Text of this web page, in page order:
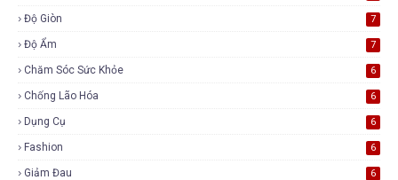
Độ Giòn 7
Độ Ẩm 7
Chăm Sóc Sức Khỏe 6
Chống Lão Hóa 6
Dụng Cụ 6
Fashion 6
Giảm Đau 6